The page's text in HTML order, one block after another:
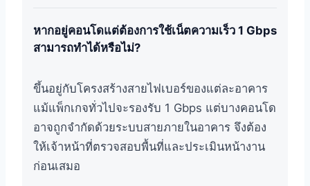
หากอยู่คอนโดแต่ต้องการใช้เน็ตความเร็ว 1 Gbps
สามารถทำได้หรือไม่?
ขึ้นอยู่กับโครงสร้างสายไฟเบอร์ของแต่ละอาคาร
แม้แพ็กเกจทั่วไปจะรองรับ 1 Gbps แต่บางคอนโด
อาจถูกจำกัดด้วยระบบสายภายในอาคาร จึงต้อง
ให้เจ้าหน้าที่ตรวจสอบพื้นที่และประเมินหน้างาน
ก่อนเสมอ